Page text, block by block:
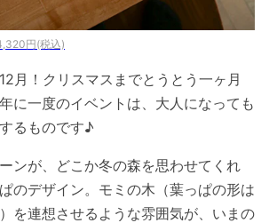
円(税込)
月！クリスマスまでとうとう一ヶ月
に一度のイベントは、大人になっても
るものです♪
ンが、どこか冬の森を思わせてくれ
のデザイン。モミの木（葉っぱの形は
を連想させるような雰囲気が、いまの